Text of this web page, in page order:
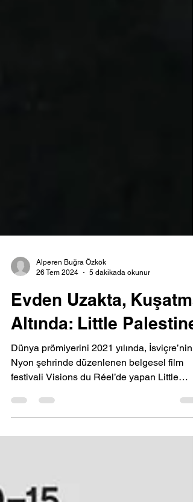
26 Tem 2024
5 dakikada okunur
Evden Uzakta, Kuşatma
Altında: Little Palestine
Dünya prömiyerini 2021 yılında, İsviçre’nin
festivali Visions du Réel’de yapan Little
Palestine...